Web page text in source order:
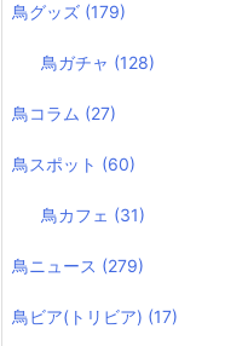
鳥グッズ (179)
鳥ガチャ (128)
鳥コラム (27)
鳥スポット (60)
鳥カフェ (31)
鳥ニュース (279)
鳥ビア(トリビア) (17)